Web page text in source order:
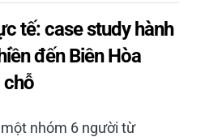
tế: case study hành
đến Biên Hòa
chỗ
nhóm 6 người từ